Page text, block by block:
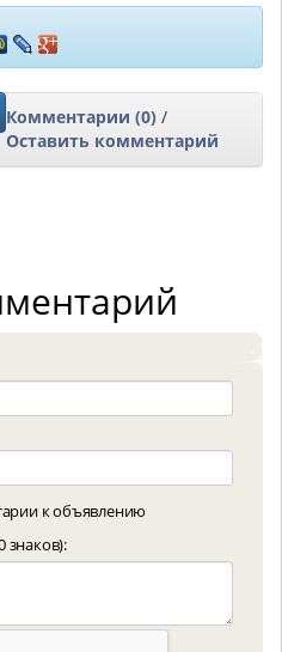
Комментарии (0) /
Оставить комментарий
к объявлению
знаков):